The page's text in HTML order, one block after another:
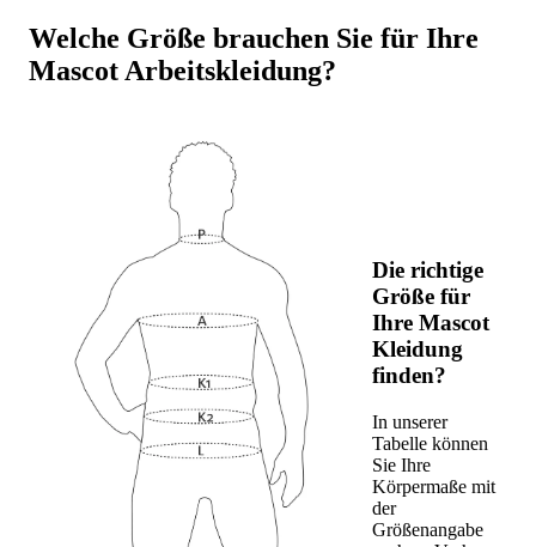
Welche Größe brauchen Sie für Ihre
Mascot Arbeitskleidung?
Die richtige
Größe für
Ihre Mascot
Kleidung
finden?
In unserer
Tabelle können
Sie Ihre
Körpermaße mit
der
Größenangabe